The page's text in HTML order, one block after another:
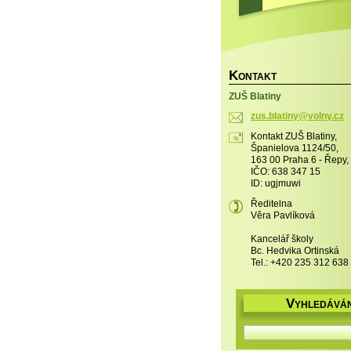
KONTAKT
ZUŠ Blatiny
zus.blatiny@volny.cz
Kontakt ZUŠ Blatiny,
Španielova 1124/50,
163 00 Praha 6 - Řepy,
IČO: 638 347 15
ID: ugjmuwi
Ředitelna
Věra Pavlíková
Kancelář školy
Bc. Hedvika Ortinská
Tel.: +420 235 312 638
V